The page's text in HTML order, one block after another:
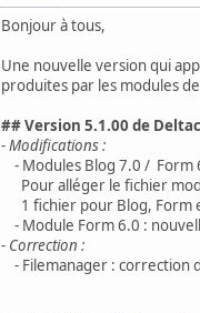
Bonjour à tous,
Une nouvelle version qui
produites par les modules
## Version 5.1.00 de
- Modifications :
- Modules Blog 7.0 / Form
Pour alléger le fichier
1 fichier pour Blog, Form
- Module Form 6.0 :
- Correction :
- Filemanager : correction